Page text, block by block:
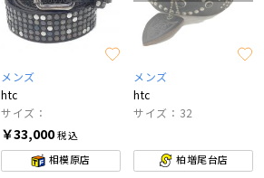
メンズ
htc
サイズ：
￥33,000税込
相模原店
メンズ
htc
サイズ：32
柏増尾台店